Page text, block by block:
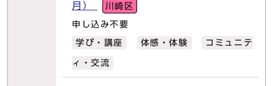
月）
川崎区
申し込み不要
学び・講座 体感・体験 コミュニテ
ィ・交流